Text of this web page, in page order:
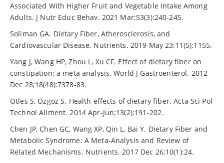
Associated With Higher Fruit and Vegetable Intake Among
Adults. J Nutr Educ Behav. 2021 Mar;53(3):240-245.
Soliman GA. Dietary Fiber, Atherosclerosis, and
Cardiovascular Disease. Nutrients. 2019 May 23;11(5):1155.
Yang J, Wang HP, Zhou L, Xu CF. Effect of dietary fiber on
constipation: a meta analysis. World J Gastroenterol. 2012
Dec 28;18(48):7378-83.
Otles S, Ozgoz S. Health effects of dietary fiber. Acta Sci Pol
Technol Aliment. 2014 Apr-Jun;13(2):191-202.
Chen JP, Chen GC, Wang XP, Qin L, Bai Y. Dietary Fiber and
Metabolic Syndrome: A Meta-Analysis and Review of
Related Mechanisms. Nutrients. 2017 Dec 26;10(1):24.